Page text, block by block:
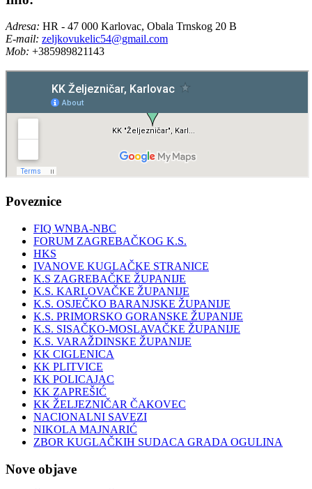
Adresa: HR - 47 000 Karlovac, Obala Trnskog 20 B
E-mail: zeljkovukelic54@gmail.com
Mob: +385989821143
Poveznice
FIQ WNBA-NBC
FORUM ZAGREBAČKOG K.S.
HKS
IVANOVE KUGLAČKE STRANICE
K.S ZAGREBAČKE ŽUPANIJE
K.S. KARLOVAČKE ŽUPANIJE
K.S. OSJEČKO BARANJSKE ŽUPANIJE
K.S. PRIMORSKO GORANSKE ŽUPANIJE
K.S. SISAČKO-MOSLAVAČKE ŽUPANIJE
K.S. VARAŽDINSKE ŽUPANIJE
KK CIGLENICA
KK PLITVICE
KK POLICAJAC
KK ZAPREŠIĆ
KK ŽELJEZNIČAR ČAKOVEC
NACIONALNI SAVEZI
NIKOLA MAJNARIĆ
ZBOR KUGLAČKIH SUDACA GRADA OGULINA
Nove objave